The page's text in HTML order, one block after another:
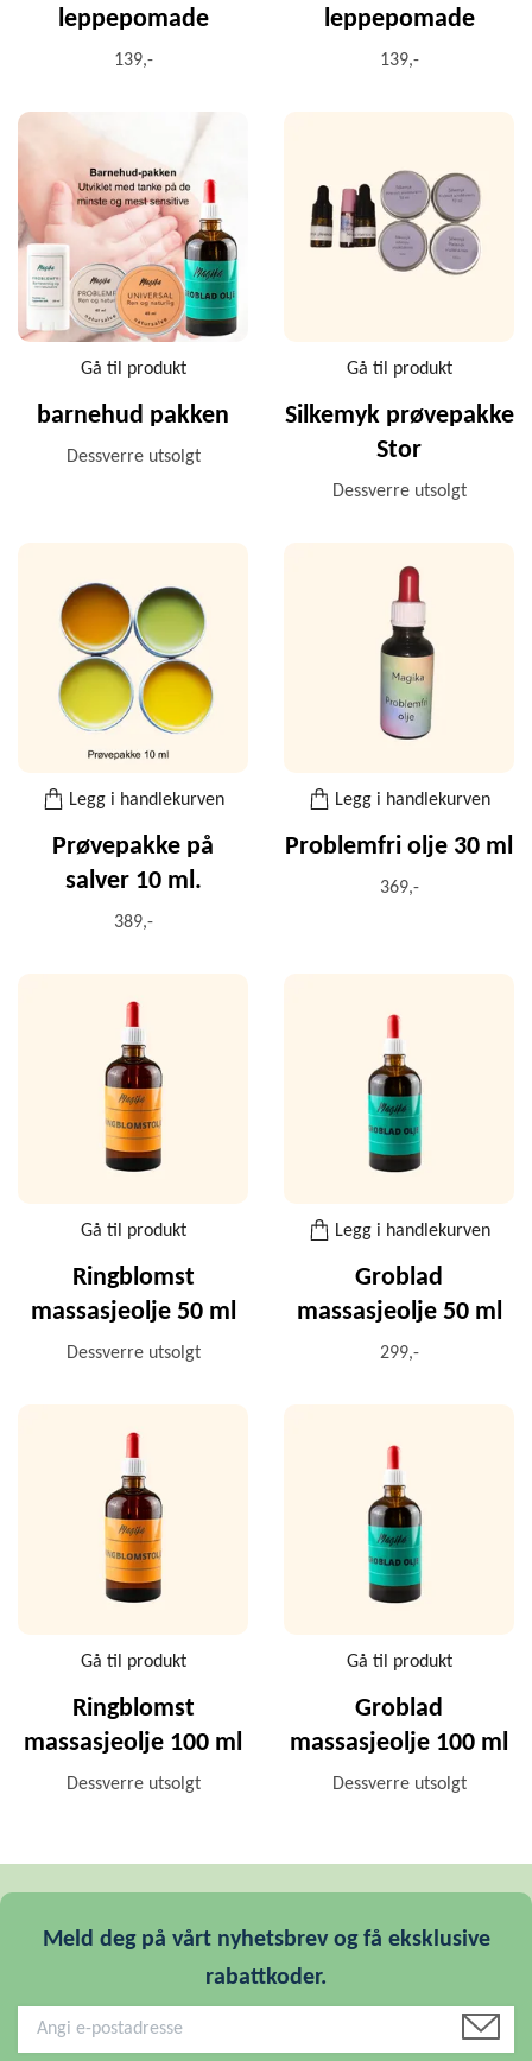
leppepomade
139,-
leppepomade
139,-
Gå til produkt
barnehud pakken
Dessverre utsolgt
Gå til produkt
Silkemyk prøvepakke
Stor
Dessverre utsolgt
Legg i handlekurven
Prøvepakke på
salver 10 ml.
389,-
Legg i handlekurven
Problemfri olje 30 ml
369,-
Gå til produkt
Ringblomst
massasjeolje 50 ml
Dessverre utsolgt
Legg i handlekurven
Groblad
massasjeolje 50 ml
299,-
Gå til produkt
Ringblomst
massasjeolje 100 ml
Dessverre utsolgt
Gå til produkt
Groblad
massasjeolje 100 ml
Dessverre utsolgt
Meld deg på vårt nyhetsbrev og få eksklusive
rabattkoder.